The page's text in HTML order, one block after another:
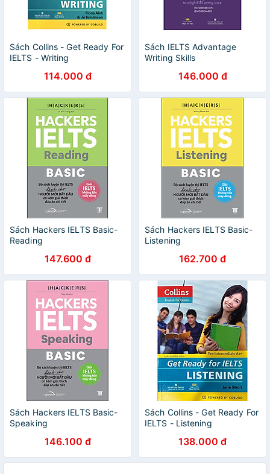
Sách Collins - Get Ready For
IELTS - Writing
114.000 đ
Sách IELTS Advantage
Writing Skills
146.000 đ
Sách Hackers IELTS Basic-
Reading
147.600 đ
Sách Hackers IELTS Basic-
Listening
162.700 đ
Sách Hackers IELTS Basic-
Speaking
146.100 đ
Sách Collins - Get Ready For
IELTS - Listening
138.000 đ